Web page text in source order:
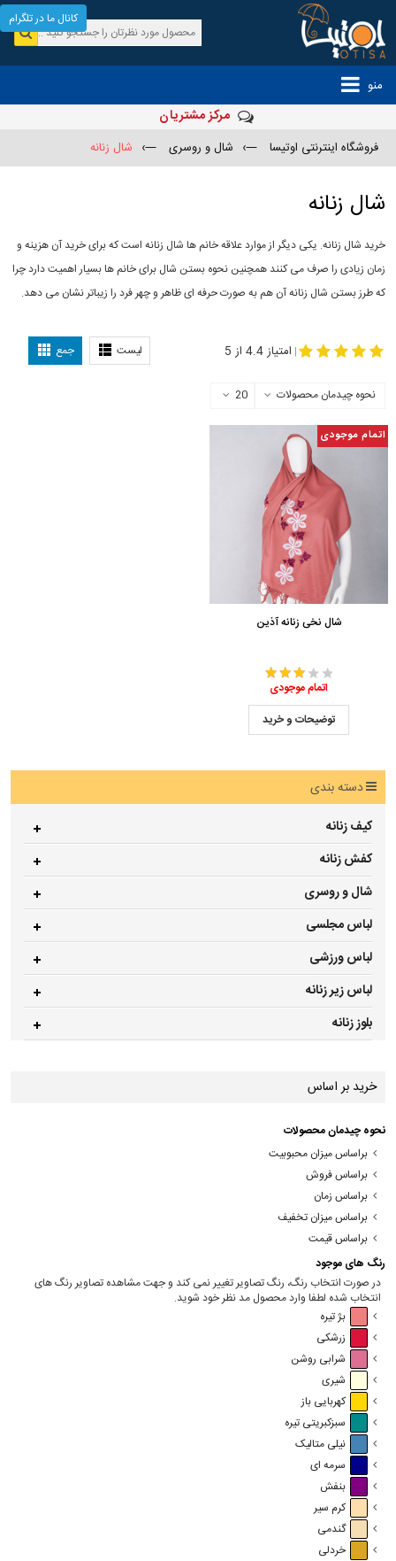
منو
مرکز مشتریان
فروشگاه اینترنتی اوتیسا —› شال و روسری —› شال زنانه
شال زنانه
خرید شال زنانه. یکی دیگر از موارد علاقه خانم ها شال زنانه است که برای خرید آن هزینه و
زمان زیادی را صرف می کنند همچنین نحوه بستن شال برای خانم ها بسیار اهمیت دارد چرا
که طرز بستن شال زنانه آن هم به صورت حرفه ای ظاهر و چهر فرد را زیباتر نشان می دهد.
لیست جمع | امتیاز 4.4 از 5
نحوه چیدمان محصولات 20
اتمام موجودی
شال نخی زنانه آذین
اتمام موجودی
توضیحات و خرید
دسته بندی
کیف زنانه
کفش زنانه
شال و روسری
لباس مجلسی
لباس ورزشی
لباس زیر زنانه
بلوز زنانه
خرید بر اساس
نحوه چیدمان محصولات
براساس میزان محبوبیت
براساس فروش
براساس زمان
براساس میزان تخفیف
براساس قیمت
رنگ های موجود
در صورت انتخاب رنگ، رنگ تصاویر تغییر نمی کند و جهت مشاهده تصاویر رنگ های
انتخاب شده لطفا وارد محصول مد نظر خود شوید.
بژ تیره
زرشکی
شرابی روشن
شیری
کهربایی باز
سبزکبریتی تیره
نیلی متالیک
سرمه ای
بنفش
کرم سیر
گندمی
خردلی
کانال ما در تلگرام